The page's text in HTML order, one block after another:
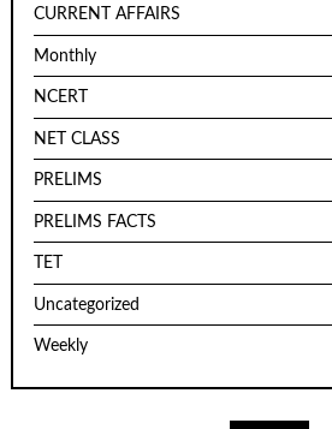
CURRENT AFFAIRS
Monthly
NCERT
NET CLASS
PRELIMS
PRELIMS FACTS
TET
Uncategorized
Weekly